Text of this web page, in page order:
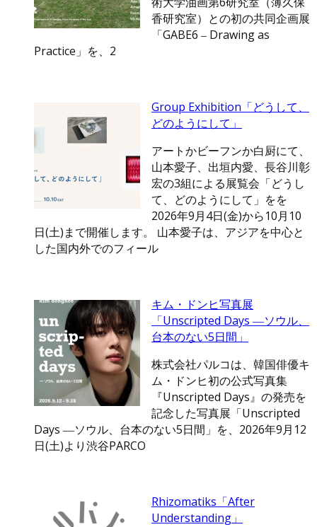
香研究室）との初の共同企画展
「GABE6 ‒ Drawing as
Practice」を、2
Group Exhibition「どうして、
どのようにして」
アートかビーフンか白厨にて、
山本愛子、出垣内愛、長谷川彰
宏の3組による展覧会「どうし
て、どのようにして」をを
2026年9月4日(金)から10月10
日(土)まで開催します。 山本愛子は、アジアを中心と
した国内外でのフィール
キム・ドンヒ写真展
「Unscripted Days ―ソウル、
台本のない5日間」
株式会社パルコは、韓国俳優キ
ム・ドンヒ初の公式写真集
『Unscripted Days』の発売を
記念した写真展「Unscripted
Days ―ソウル、台本のない5日間」を、2026年9月12
日(土)より渋谷PARCO
Rhizomatiks「After
Understanding」